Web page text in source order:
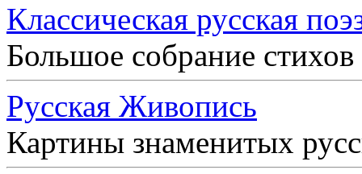
Классическая русская
Большое собрание
Русская Живопись
Картины знаменитых